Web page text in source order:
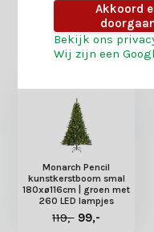
Heb je nog interesse
producten?
Monarch Pencil
kunstkerstboom smal
180xø116cm | groen met
260 LED lampjes
119,- 99,-
Akkoord
Bekijk ons
Wij zijn een